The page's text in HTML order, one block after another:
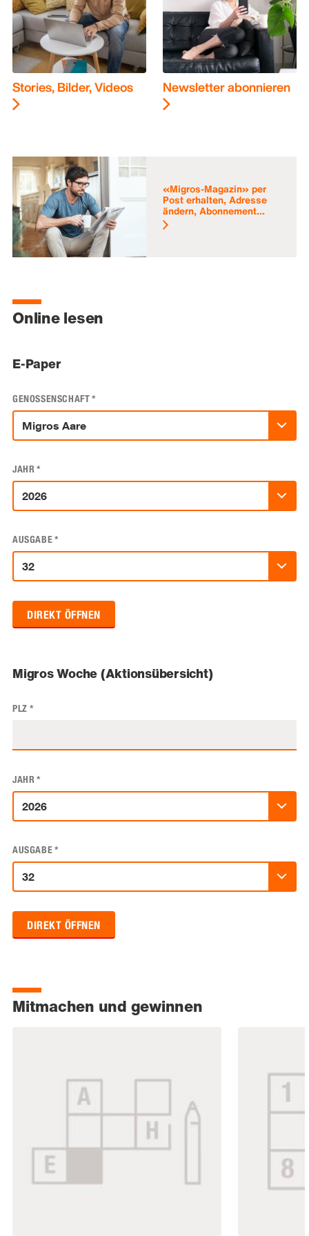
Stories, Bilder, Videos Newsletter abonnieren
«Migros-Magazin» per
Post erhalten, Adresse
ändern, Abonnement...
Online lesen
E-Paper
GENOSSENSCHAFT*
JAHR*
AUSGABE*
DIREKT ÖFFNEN
Migros Woche (Aktionsübersicht)
PLZ *
JAHR*
AUSGABE*
DIREKT ÖFFNEN
Mitmachen und gewinnen